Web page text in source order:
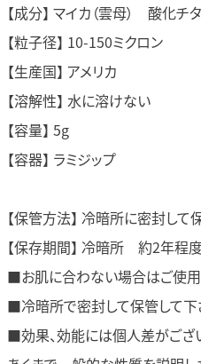
【成分】 マイカ（雲母） 酸化
【粒子径】 10-150ミクロン
【生産国】 アメリカ
【溶解性】 水に溶けない
【容量】 5g
【容器】 ラミジップ
【保管方法】 冷暗所に密封して
【保存期間】 冷暗所 約2年程度
■お肌に合わない場合はご使用
■冷暗所で密封して保管して下
■効果、効能には個人差がござ